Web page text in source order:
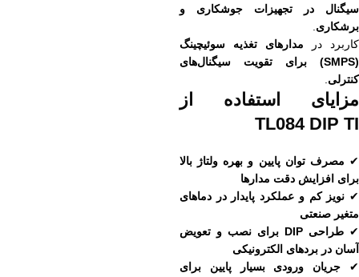
سیگنال در تجهیزات جوشکاری و
برشکاری.
کاربرد در مدارهای تغذیه سوئیچینگ
(SMPS) برای تقویت سیگنال‌های
کنترلی.
مزایای استفاده از
TL084 DIP TI
✔ مصرف توان پایین و بهره ولتاژ بالا
برای افزایش دقت مدارها
✔ نویز کم و عملکرد پایدار در دماهای
متغیر صنعتی
✔
طراحی DIP برای نصب و تعویض
آسان در بردهای الکترونیکی
✔ جریان ورودی بسیار پایین برای